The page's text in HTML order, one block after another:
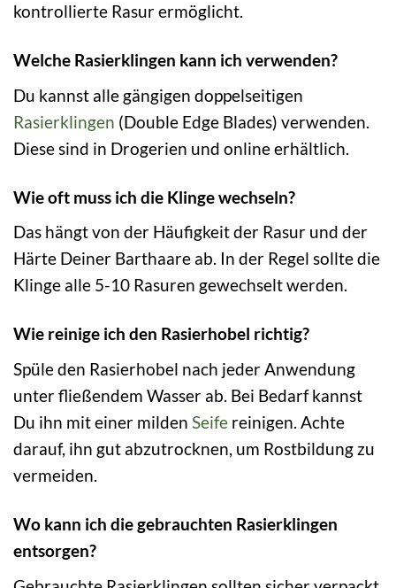
kontrollierte Rasur ermöglicht.
Welche Rasierklingen kann ich verwenden?
Du kannst alle gängigen doppelseitigen
Rasierklingen (Double Edge Blades) verwenden.
Diese sind in Drogerien und online erhältlich.
Wie oft muss ich die Klinge wechseln?
Das hängt von der Häufigkeit der Rasur und der
Härte Deiner Barthaare ab. In der Regel sollte die
Klinge alle 5-10 Rasuren gewechselt werden.
Wie reinige ich den Rasierhobel richtig?
Spüle den Rasierhobel nach jeder Anwendung
unter fließendem Wasser ab. Bei Bedarf kannst
Du ihn mit einer milden Seife reinigen. Achte
darauf, ihn gut abzutrocknen, um Rostbildung zu
vermeiden.
Wo kann ich die gebrauchten Rasierklingen
entsorgen?